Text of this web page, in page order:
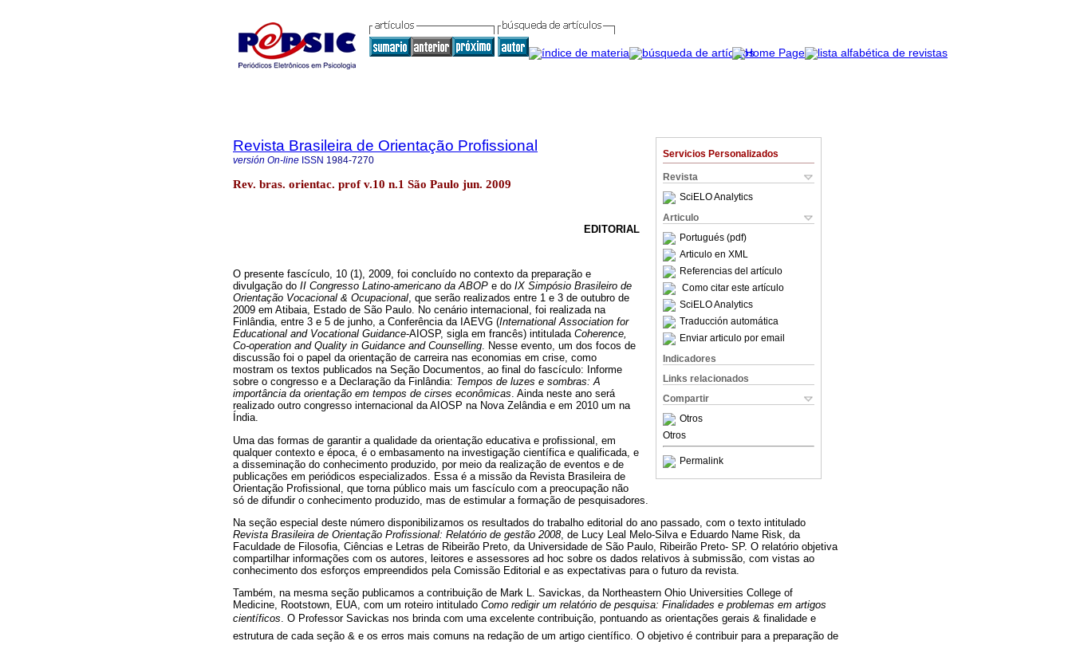
Servicios Personalizados
Revista
SciELO Analytics
Articulo
Portugués (pdf)
Articulo en XML
Referencias del artículo
Como citar este artículo
SciELO Analytics
Traducción automática
Enviar articulo por email
Indicadores
Links relacionados
Compartir
Otros
Otros
Permalink
Revista Brasileira de Orientação Profissional
versión On-line ISSN 1984-7270
Rev. bras. orientac. prof v.10 n.1 São Paulo jun. 2009
EDITORIAL
O presente fascículo, 10 (1), 2009, foi concluído no contexto da preparação e
divulgação do II Congresso Latino-americano da ABOP e do IX Simpósio Brasileiro de
Orientação Vocacional & Ocupacional, que serão realizados entre 1 e 3 de outubro de
2009 em Atibaia, Estado de São Paulo. No cenário internacional, foi realizada na
Finlândia, entre 3 e 5 de junho, a Conferência da IAEVG (International Association for
Educational and Vocational Guidance-AIOSP, sigla em francês) intitulada Coherence,
Co-operation and Quality in Guidance and Counselling. Nesse evento, um dos focos de
discussão foi o papel da orientação de carreira nas economias em crise, como
mostram os textos publicados na Seção Documentos, ao final do fascículo: Informe
sobre o congresso e a Declaração da Finlândia: Tempos de luzes e sombras: A
importância da orientação em tempos de cirses econômicas. Ainda neste ano será
realizado outro congresso internacional da AIOSP na Nova Zelândia e em 2010 um na
Índia.
Uma das formas de garantir a qualidade da orientação educativa e profissional, em
qualquer contexto e época, é o embasamento na investigação científica e qualificada, e
a disseminação do conhecimento produzido, por meio da realização de eventos e de
publicações em periódicos especializados. Essa é a missão da Revista Brasileira de
Orientação Profissional, que torna público mais um fascículo com a preocupação não
só de difundir o conhecimento produzido, mas de estimular a formação de pesquisadores.
Na seção especial deste número disponibilizamos os resultados do trabalho editorial do ano passado, com o texto intitulado
Revista Brasileira de Orientação Profissional: Relatório de gestão 2008, de Lucy Leal Melo-Silva e Eduardo Name Risk, da
Faculdade de Filosofia, Ciências e Letras de Ribeirão Preto, da Universidade de São Paulo, Ribeirão Preto- SP. O relatório objetiva
compartilhar informações com os autores, leitores e assessores ad hoc sobre os dados relativos à submissão, com vistas ao
conhecimento dos esforços empreendidos pela Comissão Editorial e as expectativas para o futuro da revista.
Também, na mesma seção publicamos a contribuição de Mark L. Savickas, da Northeastern Ohio Universities College of
Medicine, Rootstown, EUA, com um roteiro intitulado Como redigir um relatório de pesquisa: Finalidades e problemas em artigos
científicos. O Professor Savickas nos brinda com uma excelente contribuição, pontuando as orientações gerais & finalidade e
estrutura de cada seção & e os erros mais comuns na redação de um artigo científico. O objetivo é contribuir para a preparação de